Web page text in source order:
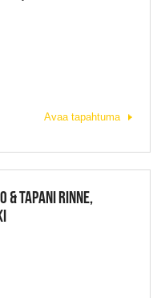
Avaa tapahtuma
& TAPANI RINNE,